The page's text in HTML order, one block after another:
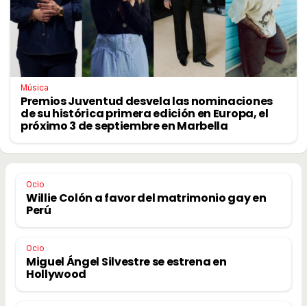
Música
Premios Juventud desvela las nominaciones
de su histórica primera edición en Europa, el
próximo 3 de septiembre en Marbella
Ocio
Willie Colón a favor del matrimonio gay en
Perú
Ocio
Miguel Ángel Silvestre se estrena en
Hollywood